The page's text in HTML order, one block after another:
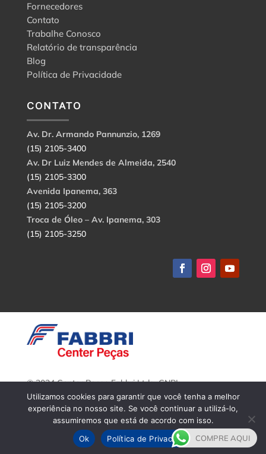
Fornecedores
Contato
Trabalhe Conosco
Relatório de transparência
Blog
Política de Privacidade
CONTATO
Av. Dr. Armando Pannunzio, 1269
(15) 2105-3400
Av. Dr Luiz Mendes de Almeida, 2540
(15) 2105-3300
Avenida Ipanema, 363
(15) 2105-3200
Troca de Óleo – Av. Ipanema, 303
(15) 2105-3250
© 2024 Center Peças Fabbri Ltda. CNPJ:
56.908.650/0001-94.
Todos os direitos reservados.
COMPRE AQUI
Utilizamos cookies para garantir que você tenha a melhor
experiência no nosso site. Se você continuar a utilizá-lo,
assumiremos que está de acordo com isso.
Ok
Política de Privacidade